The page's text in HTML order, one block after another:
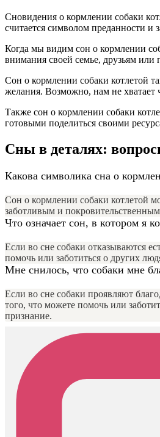
Сновидения о кормлении собаки
считается символом преданности и
Когда мы видим сон о кормлении
внимания своей семье, друзьям
Сон о кормлении собаки котлетой
желания. Возможно, нам не хватает
Также сон о кормлении собаки
готовыми поделиться своими
Сны в деталях:
Какова символика сна о
Сон о кормлении собаки котлетой
заботливым и
Что означает сон, в котором я
Если во сне собаки отказываются
помочь или заботиться о других
Мне снилось, что собаки мне
Если во сне собаки проявляют
того, что можете помочь или
признание.